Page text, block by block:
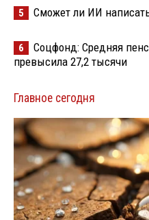
5 Сможет ли ИИ
6
Соцфонд: Средняя
превысила 27,2 тысячи
Главное сегодня